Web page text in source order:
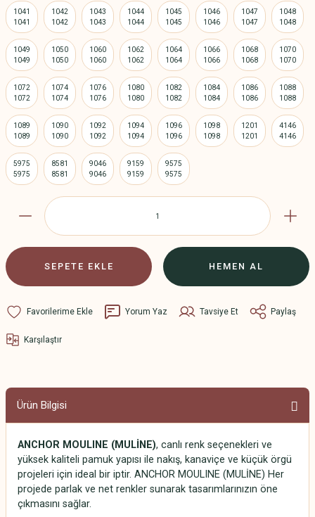
1041 1042 1043 1044 1045 1046 1047 1048
1049 1050 1060 1062 1064 1066 1068 1070
1072 1074 1076 1080 1082 1084 1086 1088
1089 1090 1092 1094 1096 1098 1201 4146
5975 8581 9046 9159 9575
SEPETE EKLE HEMEN AL
Yorum Yaz Tavsiye Et Paylaş
Karşılaştır
Ürün Bilgisi
ANCHOR MOULINE (MULİNE), canlı renk seçenekleri ve
yüksek kaliteli pamuk yapısı ile nakış, kanaviçe ve küçük örgü
projeleri için ideal bir iptir. ANCHOR MOULINE (MULİNE) Her
projede parlak ve net renkler sunarak tasarımlarınızın öne
çıkmasını sağlar.